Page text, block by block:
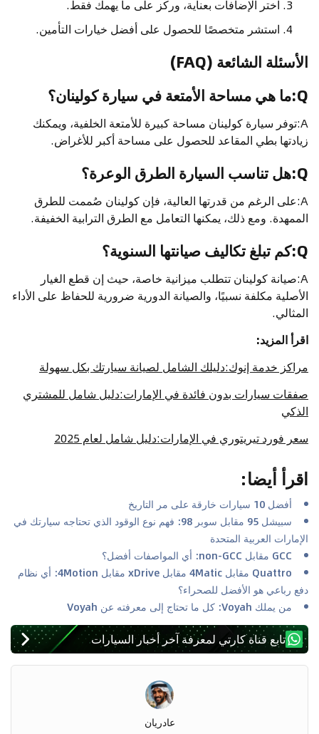
اختر الإضافات بعناية، وركز على ما يهمك فقط.
استشر متخصصًا للحصول على أفضل خيارات التأمين.
الأسئلة الشائعة (FAQ)
Q:ما هي مساحة الأمتعة في سيارة كولينان؟
A:توفر سيارة كولينان مساحة كبيرة للأمتعة الخلفية، ويمكنك
زيادتها بطي المقاعد للحصول على مساحة أكبر للأغراض.
Q:هل تناسب السيارة الطرق الوعرة؟
A:على الرغم من قدرتها العالية، فإن كولينان صُممت للطرق
الممهدة. ومع ذلك، يمكنها التعامل مع الطرق الترابية الخفيفة.
Q:كم تبلغ تكاليف صيانتها السنوية؟
A:صيانة كولينان تتطلب ميزانية خاصة، حيث إن قطع الغيار
الأصلية مكلفة نسبيًا، والصيانة الدورية ضرورية للحفاظ على الأداء
المثالي.
اقرأ المزيد:
مراكز خدمة إنوك:دليلك الشامل لصيانة سيارتك بكل سهولة
صفقات سيارات بدون فائدة في الإمارات:دليل شامل للمشتري
الذكي
سعر فورد تيريتوري في الإمارات:دليل شامل لعام 2025
اقرأ أيضا:
أفضل 10 سيارات خارقة على مر التاريخ
سبيشل 95 مقابل سوبر 98: فهم نوع الوقود الذي تحتاجه سيارتك في
الإمارات العربية المتحدة
GCC مقابل non-GCC: أي المواصفات أفضل؟
Quattro مقابل 4Matic مقابل xDrive مقابل 4Motion: أي نظام
دفع رباعي هو الأفضل للصحراء؟
من يملك Voyah: كل ما تحتاج إلى معرفته عن Voyah
تابع قناة كارتي لمعرفة آخر أخبار السيارات
عادريان